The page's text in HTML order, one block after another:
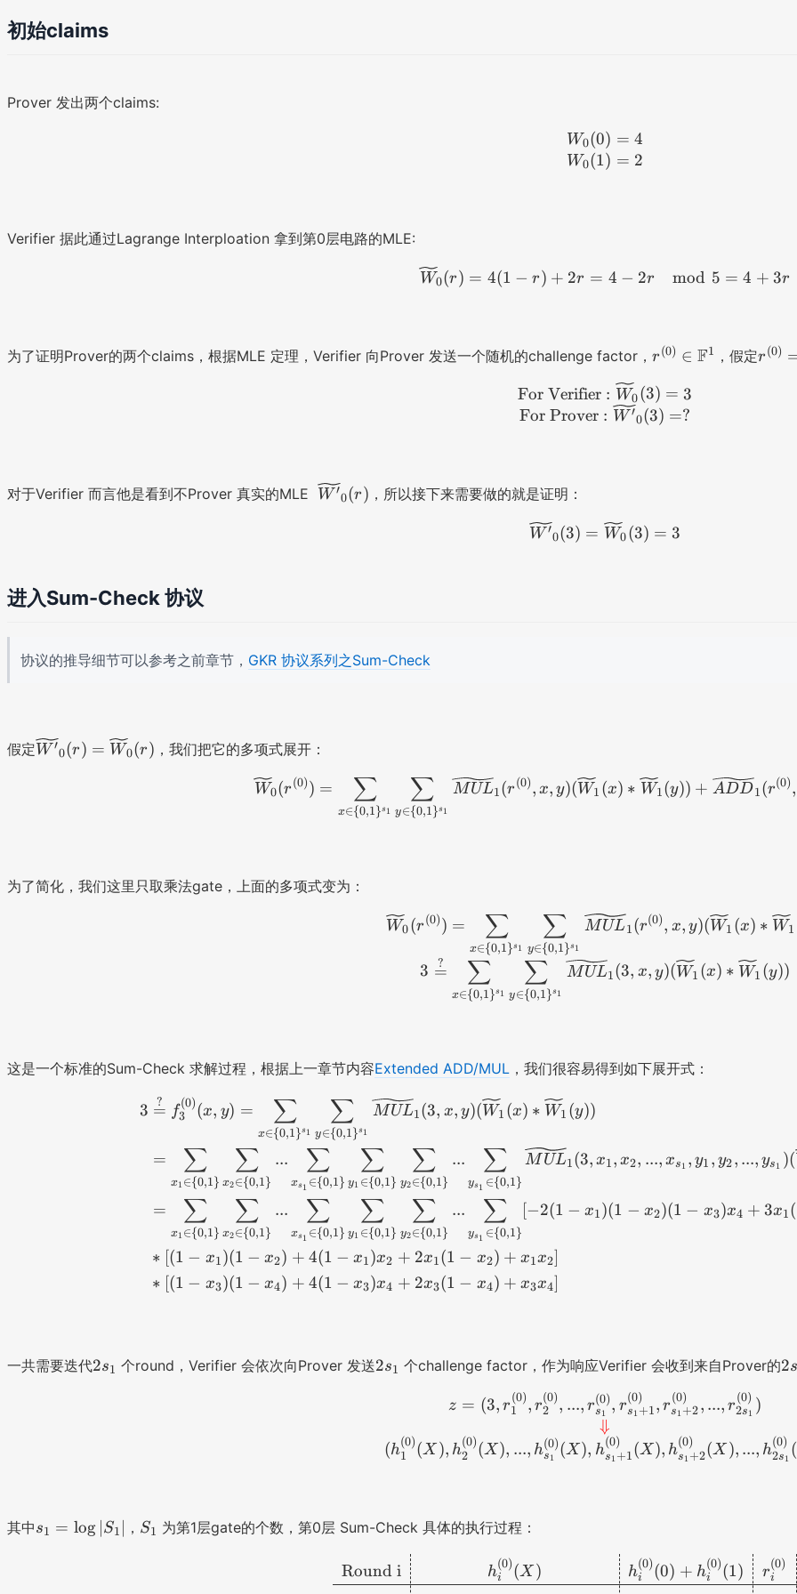
初始claims
Prover 发出两个claims:
W_0(0) = 4 \\ W_0(1) =
W0(0) = 4
W0(1) = 2
Verifier 据此通过Lagrange Interploation 拿到第0层电路的MLE:
\widetilde{W}_0(r) =
W0(r) = 4(1 − r) + 2r = 4 − 2r mod 5 = 4 + 3r
为了证明Prover的两个claims，根据MLE 定理，Verifier 向Prover 发送一个随机的challenge factor， r
{
(
\
r(0) ∈ F1 ，假定r
r(0)
\text{For Verifier}:
For Verifier : W0(3) = 3
For Prover : W′
0(3) =?
对于Verifier 而言他是看到不Prover 真实的MLE \
_0
(r
W′
0(r) ，所以接下来需要做的就是证明：
\widetilde{W'}_0(3) =
W′
0(3) = W0(3) = 3
进入Sum-Check 协议
协议的推导细节可以参考之前章节， GKR 协议系列之Sum-Check
假定\
'}
de
W′
0(r) = W0(r) ，我们把它的多项式展开：
W0(r(0)) =
x∈{0,1}s 1
∑
y∈{0,1}s 1
∑ MUL1(r(0), x, y)(W1 (x) ∗ W1(y)) + ADD1(r(0),
为了简化，我们这里只取乘法gate，上面的多项式变为：
W0(r(0)) =
x∈{0,1}s 1
∑
y∈{0,1}s 1
∑ MUL1(r(0), x, y)(W1 (x) ∗ W1
3 =
?
x∈{0,1}s 1
∑
y∈{0,1}s 1
∑ MUL1(3, x, y)(W1 (x) ∗ W1 (y))
这是一个标准的Sum-Check 求解过程，根据上一章节内容Extended ADD/MUL ，我们很容易得到如下展开式：
3 =
?
f3
(0)(x, y) =
x∈{0,1}s 1
∑
y∈{0,1}s 1
∑ MUL1(3, x, y)(W1 (x) ∗ W1 (y))
=
x1 ∈{0,1}
∑
x2∈{0,1}
∑ ...
xs 1 ∈{0,1}
∑
y1 ∈{0,1}
∑
y2 ∈{0,1}
∑ ...
ys 1 ∈{0,1}
∑ M UL1(3, x1, x2, ..., xs1 , y1 , y2, ..., ys1 )(
=
x1 ∈{0,1}
∑
x2∈{0,1}
∑ ...
xs 1 ∈{0,1}
∑
y1 ∈{0,1}
∑
y2 ∈{0,1}
∑ ...
ys 1 ∈{0,1}
∑ [−2(1 − x1)(1 − x2)(1 − x3)x4 + 3x1(
∗ [(1 − x1)(1 − x2) + 4(1 − x1)x2 + 2x1(1 − x2) + x1x2]
∗ [(1 − x3)(1 − x4) + 4(1 − x3)x4 + 2x3(1 − x4) + x3x4]
一共需要迭代2
2s1 个round，Verifier 会依次向Prover 发送2
2s1 个challenge factor，作为响应Verifier 会收到来自Prover的2
2s
z = (3, r_{1}^{(0)},
z = (3, r1
(0), r2
(0), ..., rs1
(0), rs1 +1
(0) , rs1 +2
(0) , ..., r2s1
(0) )
⇓
(h1
(0)(X ), h2
(0)(X ), ..., hs1
(0)(X ), hs1 +1
(0) (X ), hs1 +2
(0) (X ), ..., h2s1
(0) (
其中s
s1 = log S1 ， S
S1 为第1层gate的个数，第0层 Sum-Check 具体的执行过程：
\def\arraystretch{1.5}
Round i
hi
(0)(X ) hi
(0)(0) + hi
(0)(1) ri
(0)